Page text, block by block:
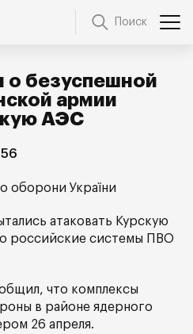
Поиск
безуспешной
армии
АЭС
оборони України
атаковать Курскую
российские системы ПВО
что комплексы
в районе ядерного
26 апреля.